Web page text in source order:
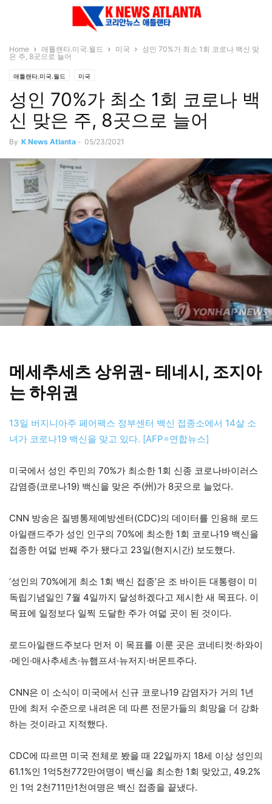
Home 애틀랜타.미국.월드 미국
성인 70%가 최소 1회 코로나 백신 맞
은 주, 8곳으로 늘어
애틀랜타.미국.월드 미국
성인 70%가 최소 1회 코로나 백
신 맞은 주, 8곳으로 늘어
By K News Atlanta - 05/23/2021
메세추세츠 상위권- 테네시, 조지아
는 하위권
13일 버지니아주 페어팩스 정부센터 백신 접종소에서 14살 소
녀가 코로나19 백신을 맞고 있다. [AFP=연합뉴스]
미국에서 성인 주민의 70%가 최소한 1회 신종 코로나바이러스
감염증(코로나19) 백신을 맞은 주(州)가 8곳으로 늘었다.
CNN 방송은 질병통제예방센터(CDC)의 데이터를 인용해 로드
아일랜드주가 성인 인구의 70%에 최소한 1회 코로나19 백신을
접종한 여덟 번째 주가 됐다고 23일(현지시간) 보도했다.
‘성인의 70%에게 최소 1회 백신 접종’은 조 바이든 대통령이 미
독립기념일인 7월 4일까지 달성하겠다고 제시한 새 목표다. 이
목표에 일정보다 일찍 도달한 주가 여덟 곳이 된 것이다.
로드아일랜드주보다 먼저 이 목표를 이룬 곳은 코네티컷·하와이
·메인·매사추세츠·뉴햄프셔·뉴저지·버몬트주다.
CNN은 이 소식이 미국에서 신규 코로나19 감염자가 거의 1년
만에 최저 수준으로 내려온 데 따른 전문가들의 희망을 더 강화
하는 것이라고 지적했다.
CDC에 따르면 미국 전체로 봤을 때 22일까지 18세 이상 성인의
61.1%인 1억5천772만여명이 백신을 최소한 1회 맞았고, 49.2%
인 1억 2천711만1천여명은 백신 접종을 끝냈다.